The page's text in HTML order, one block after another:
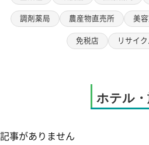
調剤薬局 農産物直売所 美容
免税店 リサイ
ホテル
記事がありません